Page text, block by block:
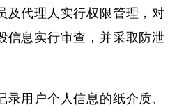
代理人实行权限管理，对
信息实行审查，并采取防泄
用户个人信息的纸介质、